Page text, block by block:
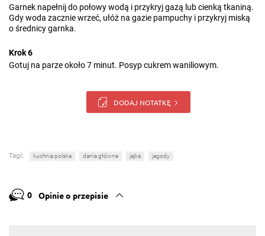
Garnek napełnij do połowy wodą i przykryj gazą lub cienką tkaniną.
Gdy woda zacznie wrzeć, ułóż na gazie pampuchy i przykryj miską
o średnicy garnka.
Krok 6
Gotuj na parze około 7 minut. Posyp cukrem waniliowym.
DODAJ NOTATKĘ
Tagi: kuchnia polska dania główne jajka jagody
0 Opinie o przepisie